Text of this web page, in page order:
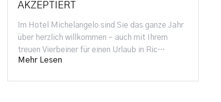
AKZEPTIERT
Im Hotel Michelangelo sind Sie das ganze Jahr
über herzlich willkommen – auch mit Ihrem
treuen Vierbeiner für einen Urlaub in Ric…
Mehr Lesen